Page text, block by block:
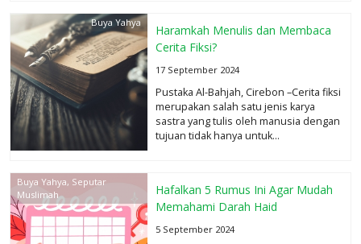
Buya Yahya
Haramkah Menulis dan Membaca
Cerita Fiksi?
17 September 2024
Pustaka Al-Bahjah, Cirebon –Cerita fiksi
merupakan salah satu jenis karya
sastra yang tulis oleh manusia dengan
tujuan tidak hanya untuk...
Buya Yahya, Seputar
Muslimah
Hafalkan 5 Rumus Ini Agar Mudah
Memahami Darah Haid
5 September 2024